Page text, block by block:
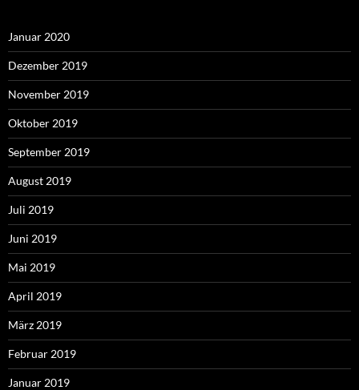
Januar 2020
Dezember 2019
November 2019
Oktober 2019
September 2019
August 2019
Juli 2019
Juni 2019
Mai 2019
April 2019
März 2019
Februar 2019
Januar 2019